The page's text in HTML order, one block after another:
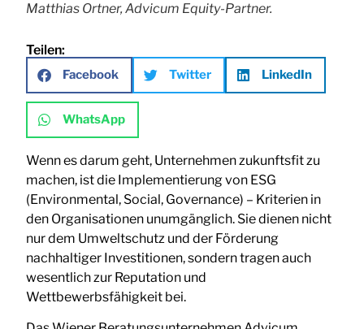
Matthias Ortner, Advicum Equity-Partner.
Teilen:
Facebook Twitter LinkedIn
WhatsApp
Wenn es darum geht, Unternehmen zukunftsfit zu
machen, ist die Implementierung von ESG
(Environmental, Social, Governance) – Kriterien in
den Organisationen unumgänglich. Sie dienen nicht
nur dem Umweltschutz und der Förderung
nachhaltiger Investitionen, sondern tragen auch
wesentlich zur Reputation und
Wettbewerbsfähigkeit bei.